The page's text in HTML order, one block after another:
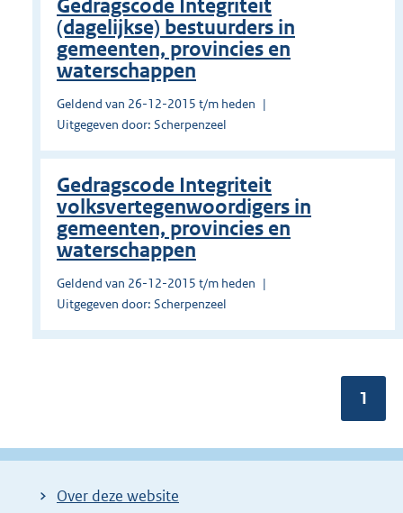
Gedragscode Integriteit
(dagelijkse) bestuurders in
gemeenten, provincies en
waterschappen
Geldend van 26-12-2015 t/m heden
Uitgegeven door: Scherpenzeel
Gedragscode Integriteit
volksvertegenwoordigers in
gemeenten, provincies en
waterschappen
Geldend van 26-12-2015 t/m heden
Uitgegeven door: Scherpenzeel
1
Over deze website